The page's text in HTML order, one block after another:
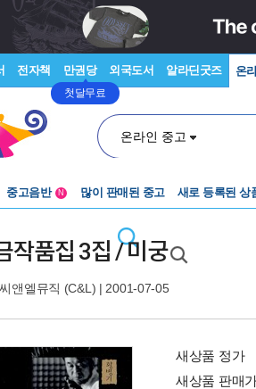
전자책 만권당
첫달무료
외국도서 알라딘굿즈 온
온라인 중고
중고음반
중고음반
N 많이 판매된 중고 새로 등록된 상
작품집 3집 / 미궁
씨앤엘뮤직 (C&L) | 2001-07-05
새상품 정가
새상품 판매